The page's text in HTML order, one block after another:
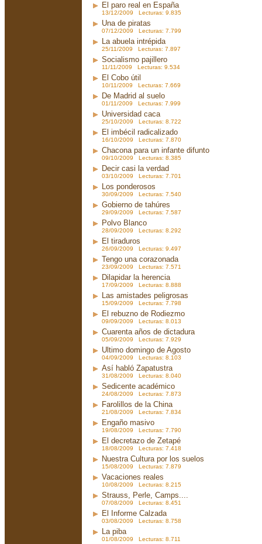
El paro real en España
13/12/2009 Lecturas: 9.835
Una de piratas
07/12/2009 Lecturas: 7.799
La abuela intrépida
25/11/2009 Lecturas: 7.897
Socialismo pajillero
11/11/2009 Lecturas: 9.534
El Cobo útil
10/11/2009 Lecturas: 7.669
De Madrid al suelo
01/11/2009 Lecturas: 7.999
Universidad caca
25/10/2009 Lecturas: 8.722
El imbécil radicalizado
16/10/2009 Lecturas: 7.870
Chacona para un infante difunto
09/10/2009 Lecturas: 8.385
Decir casi la verdad
03/10/2009 Lecturas: 7.701
Los ponderosos
30/09/2009 Lecturas: 7.540
Gobierno de tahúres
29/09/2009 Lecturas: 7.587
Polvo Blanco
28/09/2009 Lecturas: 8.292
El tiraduros
26/09/2009 Lecturas: 9.497
Tengo una corazonada
23/09/2009 Lecturas: 7.571
Dilapidar la herencia
17/09/2009 Lecturas: 8.888
Las amistades peligrosas
15/09/2009 Lecturas: 7.798
El rebuzno de Rodiezmo
09/09/2009 Lecturas: 8.013
Cuarenta años de dictadura
05/09/2009 Lecturas: 7.929
Ultimo domingo de Agosto
04/09/2009 Lecturas: 8.103
Así habló Zapatustra
31/08/2009 Lecturas: 8.040
Sedicente académico
24/08/2009 Lecturas: 7.873
Farolillos de la China
21/08/2009 Lecturas: 7.834
Engaño masivo
19/08/2009 Lecturas: 7.790
El decretazo de Zetapé
18/08/2009 Lecturas: 7.418
Nuestra Cultura por los suelos
15/08/2009 Lecturas: 7.879
Vacaciones reales
10/08/2009 Lecturas: 8.215
Strauss, Perle, Camps....
07/08/2009 Lecturas: 8.451
El Informe Calzada
03/08/2009 Lecturas: 8.758
La piba
01/08/2009 Lecturas: 8.711